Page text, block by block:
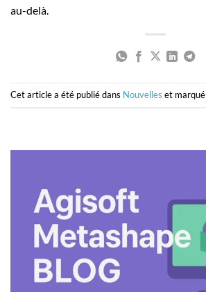
au-delà.
Cet article a été publié dans Nouvelles et marqué